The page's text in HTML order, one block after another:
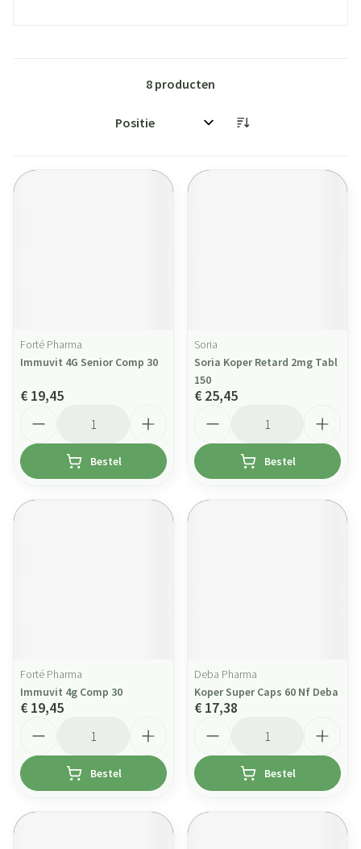
8 producten
Sorteer op:
Forté Pharma
Immuvit 4G Senior Comp 30
€ 19,45
Bestel
Soria
Soria Koper Retard 2mg Tabl
150
€ 25,45
Bestel
Forté Pharma
Immuvit 4g Comp 30
€ 19,45
Bestel
Deba Pharma
Koper Super Caps 60 Nf Deba
€ 17,38
Bestel